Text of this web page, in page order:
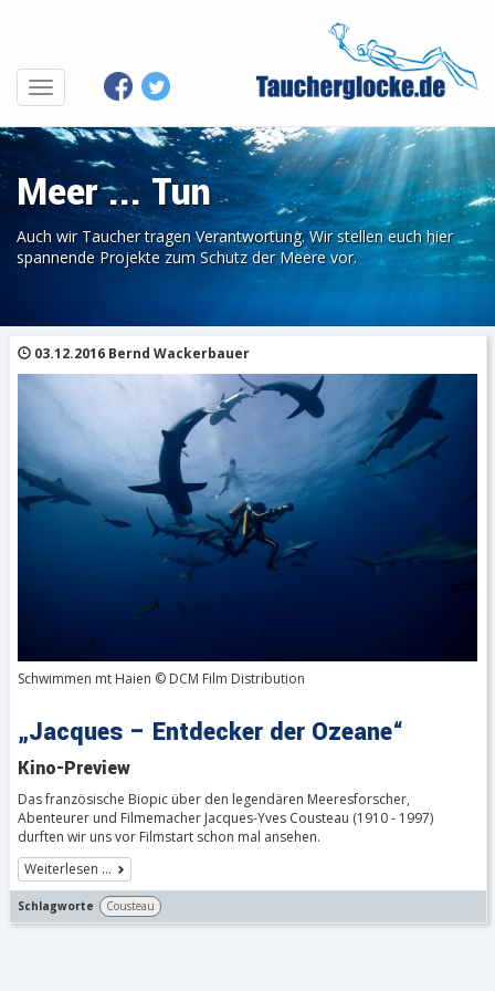
Meer ... Tun
Auch wir Taucher tragen Verantwortung. Wir stellen euch hier
spannende Projekte zum Schutz der Meere vor.
03.12.2016 Bernd Wackerbauer
Schwimmen mt Haien © DCM Film Distribution
„Jacques – Entdecker der Ozeane“
Kino-Preview
Das französische Biopic über den legendären Meeresforscher,
Abenteurer und Filmemacher Jacques-Yves Cousteau (1910 - 1997)
durften wir uns vor Filmstart schon mal ansehen.
Weiterlesen …
Schlagworte Cousteau